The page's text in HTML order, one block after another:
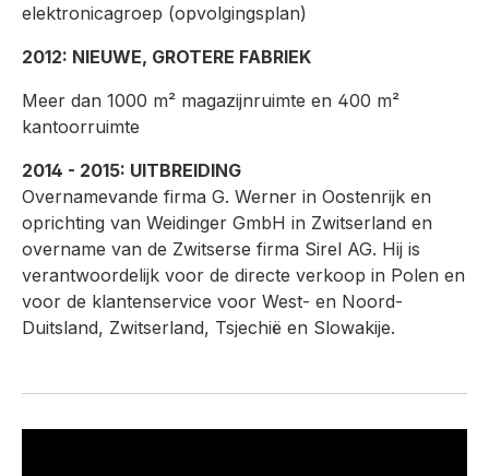
elektronicagroep (opvolgingsplan)
2012: NIEUWE, GROTERE FABRIEK
Meer dan 1000 m² magazijnruimte en 400 m²
kantoorruimte
2014 - 2015: UITBREIDING
Overnamevande firma G. Werner in Oostenrijk en
oprichting van Weidinger GmbH in Zwitserland en
overname van de Zwitserse firma Sirel AG. Hij is
verantwoordelijk voor de directe verkoop in Polen en
voor de klantenservice voor West- en Noord-
Duitsland, Zwitserland, Tsjechië en Slowakije.